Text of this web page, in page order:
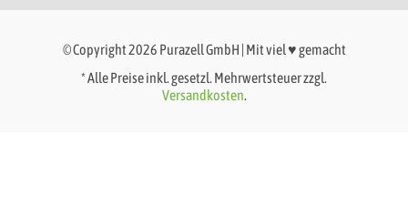
© Copyright 2026 Purazell GmbH | Mit viel ♥ gemacht
* Alle Preise inkl. gesetzl. Mehrwertsteuer zzgl.
Versandkosten.